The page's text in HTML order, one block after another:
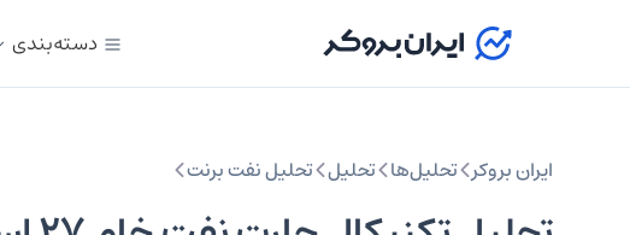
دسته‌بندی
ایران بروکر تحلیل‌ها تحلیل‌ تحلیل نفت برنت